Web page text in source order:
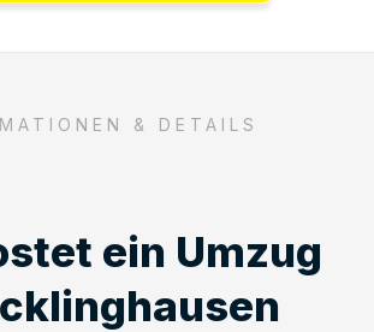
& DETAILS
ein Umzug